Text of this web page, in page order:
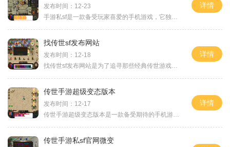
发布时间：12-23
手游私sf是一款备受玩家喜爱的手机游戏，它独特的玩法和精美的画面吸引了无数玩家的加入。无论是在休闲时间还是旅途中，手游私sf都能够让你享受到无尽的游戏乐趣。手游私sf的最
详情
找传世sf发布网站
发布时间：12-18
找传世sf发布网站是为了追寻那些经典传世游戏的乐趣。作为一个深受玩家喜爱的网络游戏，传世系列游戏经过多年的发展和改进，已经发展成为一项重要的文化现象。在这篇文章中，我
详情
传世手游超级变态版本
发布时间：12-17
传世手游超级变态版本是一款备受期待的手机游戏，在游戏市场上尝试了许多新的创意和玩法。这款游戏不仅提供了传统的角色扮演游戏的基础，还加入了一些独特的元素，使得整个游
详情
传世手游私sf官网微变